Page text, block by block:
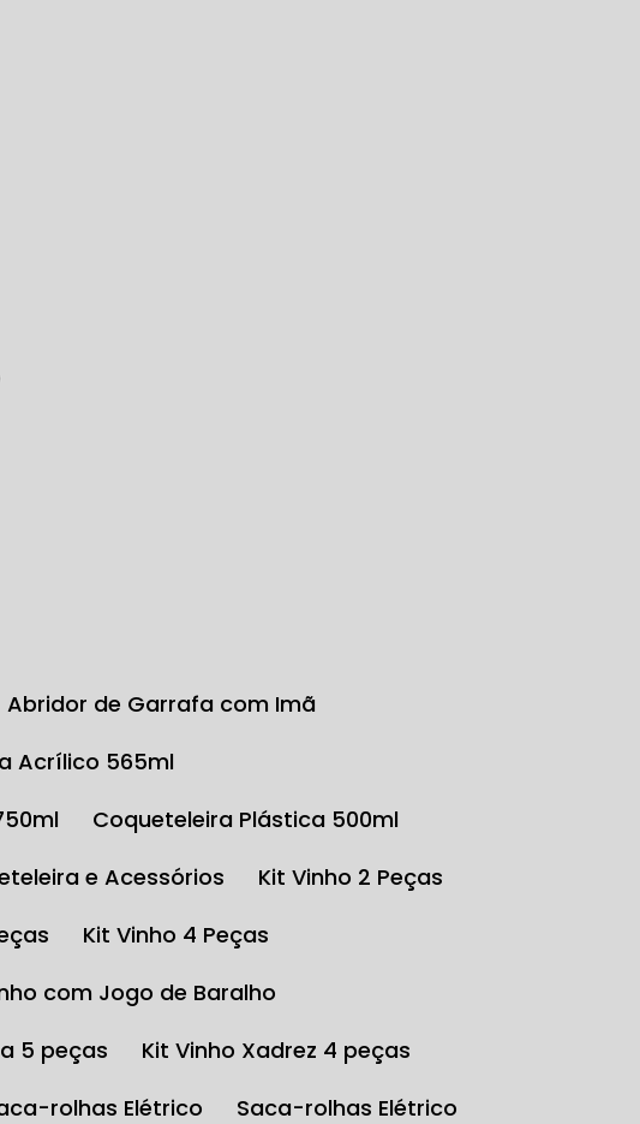
Abridor de Garrafa com Imã
Acrílico 565ml
Coqueteleira Plástica 500ml
e Acessórios
Kit Vinho 2 Peças
Kit Vinho 4 Peças
com Jogo de Baralho
5 peças
Kit Vinho Xadrez 4 peças
rolhas Elétrico
Saca-rolhas Elétrico